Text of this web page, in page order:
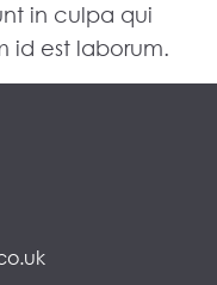
in culpa qui
id est laborum.